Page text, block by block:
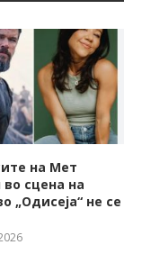
на Мет
во сцена на
„Одисеја“ не се